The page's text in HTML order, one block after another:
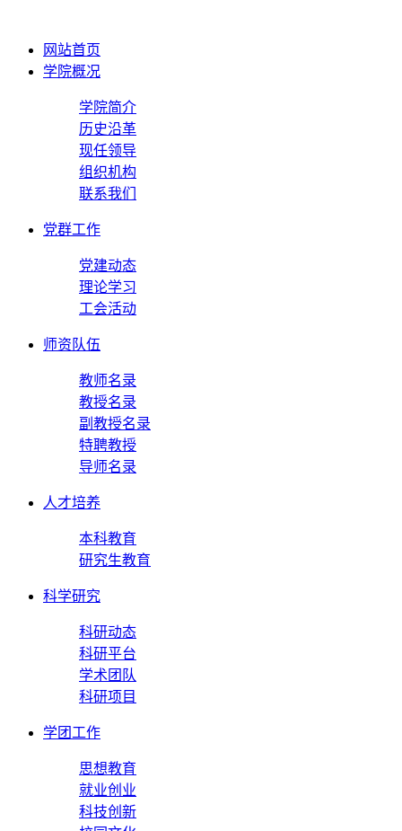
网站首页
学院概况
学院简介
历史沿革
现任领导
组织机构
联系我们
党群工作
党建动态
理论学习
工会活动
师资队伍
教师名录
教授名录
副教授名录
特聘教授
导师名录
人才培养
本科教育
研究生教育
科学研究
科研动态
科研平台
学术团队
科研项目
学团工作
思想教育
就业创业
科技创新